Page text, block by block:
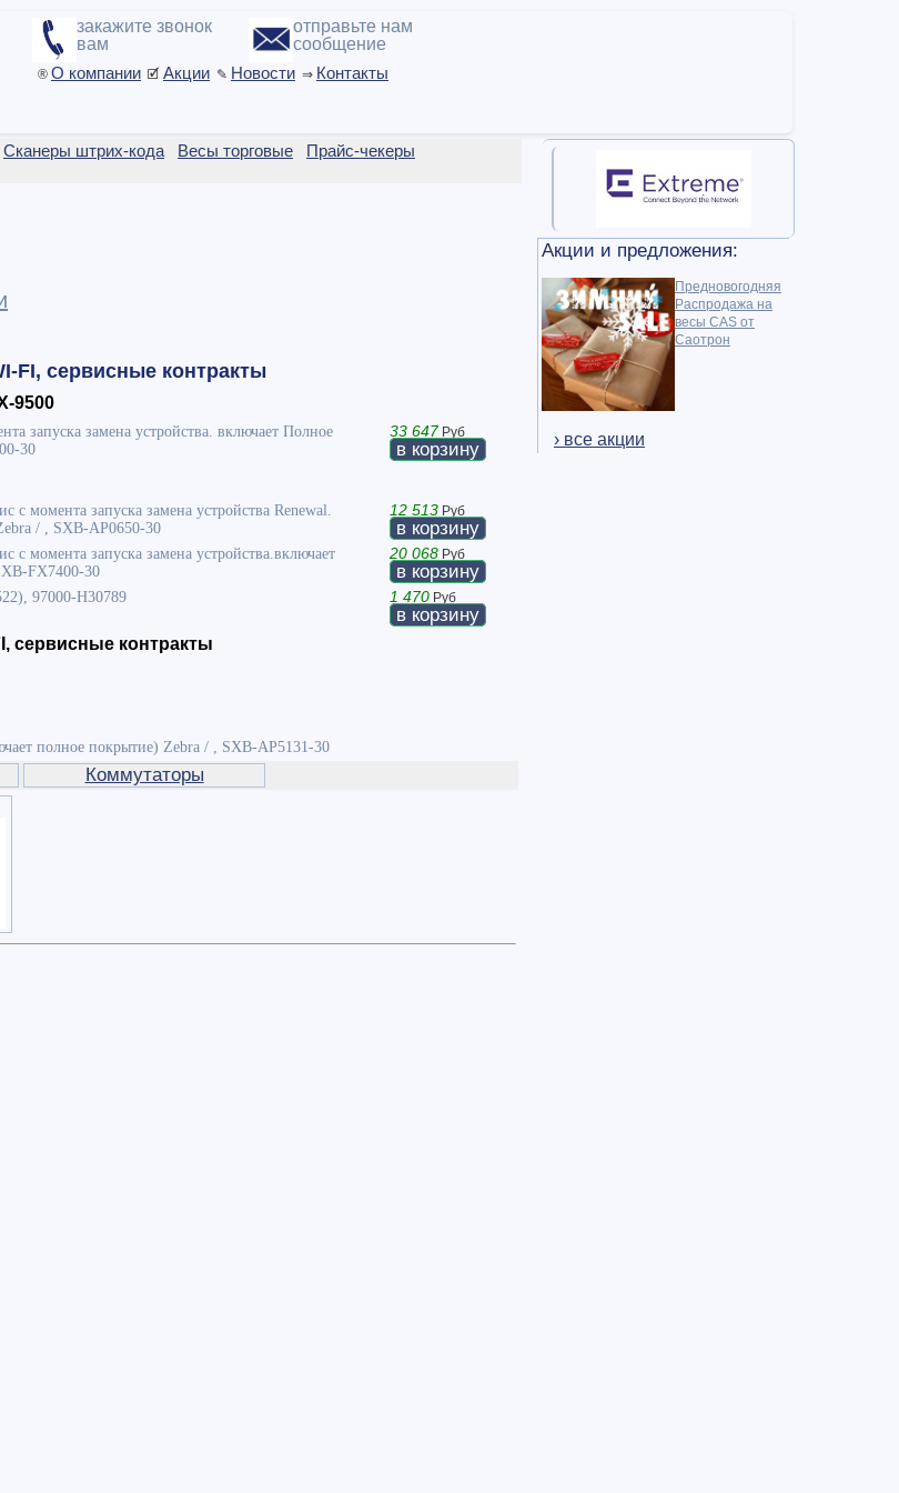
закажите звонок
вам
отправьте нам
сообщение
® О компании 🗹 Акции ✎ Новости ⇒ Контакты
Акции и предложения:
Предновогодняя
Распродажа на
весы CAS от
Саотрон
› все акции
Сканеры штрих-кода Весы торговые
Прайс-чекеры
FI, сервисные контракты
9500
запуска замена устройства. включает Полное
30
33 647 Руб
в корзину
с момента запуска замена устройства Renewal.
/ , SXB-AP0650-30
12 513 Руб
в корзину
с момента запуска замена устройства.включает
FX7400-30
20 068 Руб
в корзину
97000-H30789 1 470 Руб
в корзину
сервисные контракты
полное покрытие) Zebra / , SXB-AP5131-30
Коммутаторы